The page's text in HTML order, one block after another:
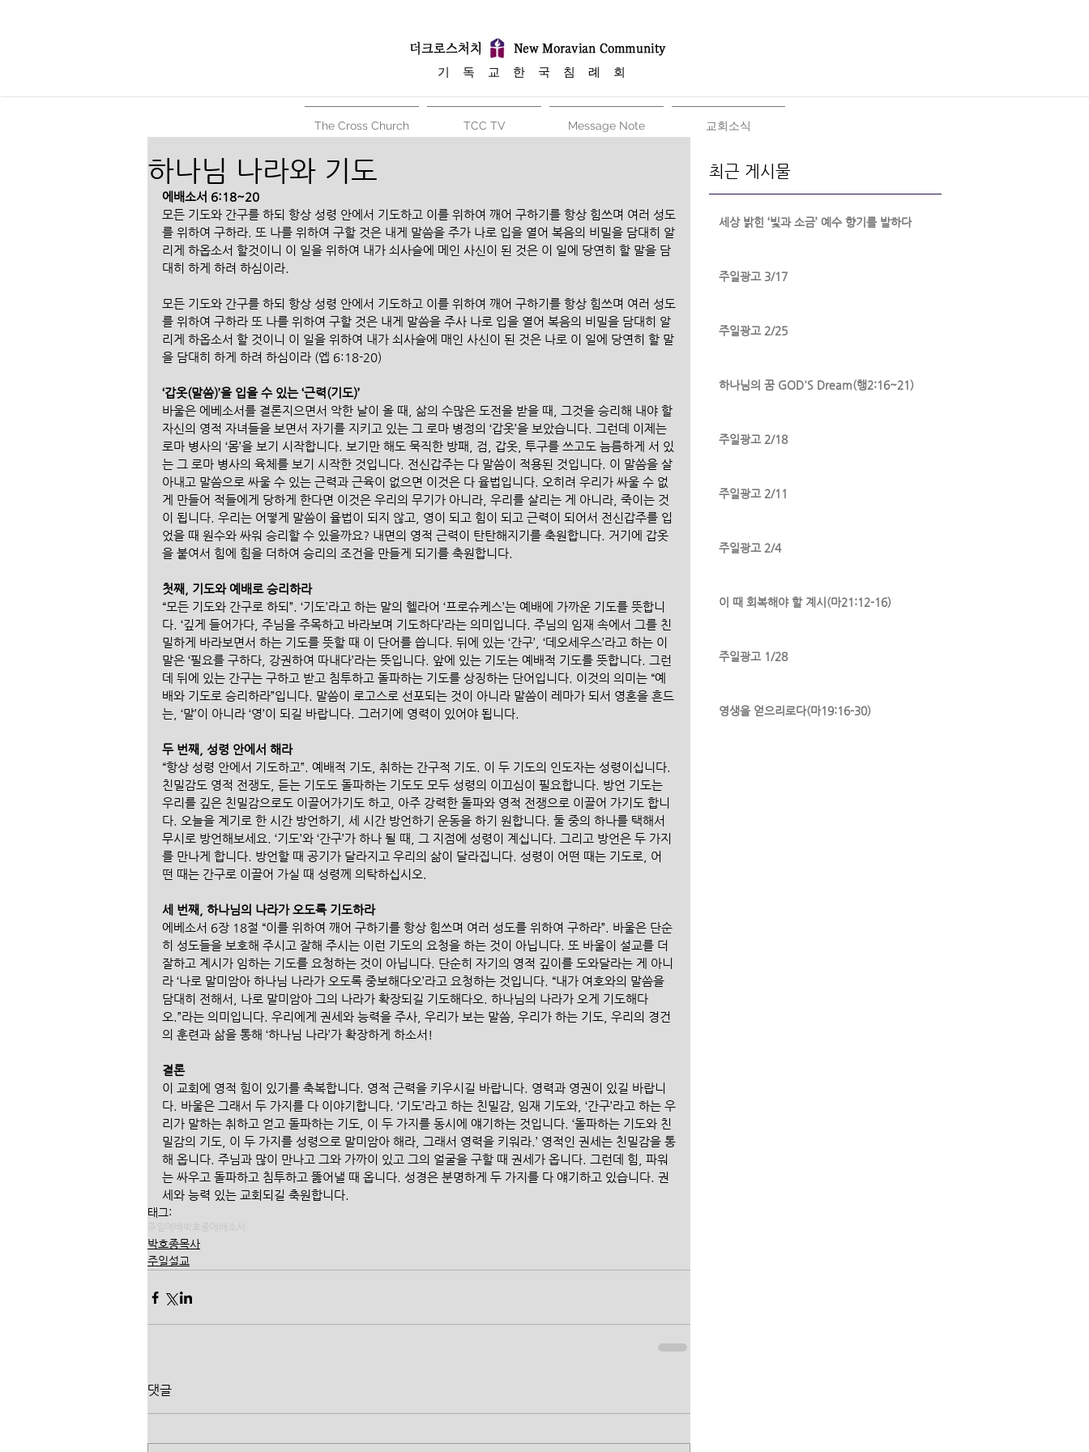
​기 독 교 한 국 침 례 회
The Cross Church TCC TV Message Note 교회소식
하나님 나라와 기도
에배소서 6:18~20
모든 기도와 간구를 하되 항상 성령 안에서 기도하고 이를 위하여 깨어 구하기를 항상 힘쓰며 여러 성도
를 위하여 구하라. 또 나를 위하여 구할 것은 내게 말씀을 주가 나로 입을 열어 복음의 비밀을 담대히 알
리게 하옵소서 할것이니 이 일을 위하여 내가 쇠사슬에 메인 사신이 된 것은 이 일에 당연히 할 말을 담
대히 하게 하려 하심이라.
모든 기도와 간구를 하되 항상 성령 안에서 기도하고 이를 위하여 깨어 구하기를 항상 힘쓰며 여러 성도
를 위하여 구하라 또 나를 위하여 구할 것은 내게 말씀을 주사 나로 입을 열어 복음의 비밀을 담대히 알
리게 하옵소서 할 것이니 이 일을 위하여 내가 쇠사슬에 매인 사신이 된 것은 나로 이 일에 당연히 할 말
을 담대히 하게 하려 하심이라 (엡 6:18-20)
‘갑옷(말씀)’을 입을 수 있는 ‘근력(기도)’
바울은 에베소서를 결론지으면서 악한 날이 올 때, 삶의 수많은 도전을 받을 때, 그것을 승리해 내야 할
자신의 영적 자녀들을 보면서 자기를 지키고 있는 그 로마 병정의 ‘갑옷’을 보았습니다. 그런데 이제는
로마 병사의 ‘몸’을 보기 시작합니다. 보기만 해도 묵직한 방패, 검, 갑옷, 투구를 쓰고도 늠름하게 서 있
는 그 로마 병사의 육체를 보기 시작한 것입니다. 전신갑주는 다 말씀이 적용된 것입니다. 이 말씀을 살
아내고 말씀으로 싸울 수 있는 근력과 근육이 없으면 이것은 다 율법입니다. 오히려 우리가 싸울 수 없
게 만들어 적들에게 당하게 한다면 이것은 우리의 무기가 아니라, 우리를 살리는 게 아니라, 죽이는 것
이 됩니다. 우리는 어떻게 말씀이 율법이 되지 않고, 영이 되고 힘이 되고 근력이 되어서 전신갑주를 입
었을 때 원수와 싸워 승리할 수 있을까요? 내면의 영적 근력이 탄탄해지기를 축원합니다. 거기에 갑옷
을 붙여서 힘에 힘을 더하여 승리의 조건을 만들게 되기를 축원합니다.
첫째, 기도와 예배로 승리하라
“모든 기도와 간구로 하되”. ‘기도’라고 하는 말의 헬라어 ‘프로슈케스’는 예배에 가까운 기도를 뜻합니
다. ‘깊게 들어가다, 주님을 주목하고 바라보며 기도하다’라는 의미입니다. 주님의 임재 속에서 그를 친
밀하게 바라보면서 하는 기도를 뜻할 때 이 단어를 씁니다. 뒤에 있는 ‘간구’, ‘데오세우스’라고 하는 이
말은 ‘필요를 구하다, 강권하여 따내다’라는 뜻입니다. 앞에 있는 기도는 예배적 기도를 뜻합니다. 그런
데 뒤에 있는 간구는 구하고 받고 침투하고 돌파하는 기도를 상징하는 단어입니다. 이것의 의미는 “예
배와 기도로 승리하라”입니다. 말씀이 로고스로 선포되는 것이 아니라 말씀이 레마가 되서 영혼을 흔드
는, ‘말’이 아니라 ‘영’이 되길 바랍니다. 그러기에 영력이 있어야 됩니다.
두 번째, 성령 안에서 해라
“항상 성령 안에서 기도하고”. 예배적 기도, 취하는 간구적 기도. 이 두 기도의 인도자는 성령이십니다.
친밀감도 영적 전쟁도, 듣는 기도도 돌파하는 기도도 모두 성령의 이끄심이 필요합니다. 방언 기도는
우리를 깊은 친밀감으로도 이끌어가기도 하고, 아주 강력한 돌파와 영적 전쟁으로 이끌어 가기도 합니
다. 오늘을 계기로 한 시간 방언하기, 세 시간 방언하기 운동을 하기 원합니다. 둘 중의 하나를 택해서
무시로 방언해보세요. ‘기도’와 ‘간구’가 하나 될 때, 그 지점에 성령이 계십니다. 그리고 방언은 두 가지
를 만나게 합니다. 방언할 때 공기가 달라지고 우리의 삶이 달라집니다. 성령이 어떤 때는 기도로, 어
떤 때는 간구로 이끌어 가실 때 성령께 의탁하십시오.
세 번째, 하나님의 나라가 오도록 기도하라
에베소서 6장 18절 “이를 위하여 깨어 구하기를 항상 힘쓰며 여러 성도를 위하여 구하라”. 바울은 단순
히 성도들을 보호해 주시고 잘해 주시는 이런 기도의 요청을 하는 것이 아닙니다. 또 바울이 설교를 더
잘하고 계시가 임하는 기도를 요청하는 것이 아닙니다. 단순히 자기의 영적 깊이를 도와달라는 게 아니
라 ‘나로 말미암아 하나님 나라가 오도록 중보해다오’라고 요청하는 것입니다. “내가 여호와의 말씀을
담대히 전해서, 나로 말미암아 그의 나라가 확장되길 기도해다오. 하나님의 나라가 오게 기도해다
오.”라는 의미입니다. 우리에게 권세와 능력을 주사, 우리가 보는 말씀, 우리가 하는 기도, 우리의 경건
의 훈련과 삶을 통해 ‘하나님 나라’가 확장하게 하소서!
결론
이 교회에 영적 힘이 있기를 축복합니다. 영적 근력을 키우시길 바랍니다. 영력과 영권이 있길 바랍니
다. 바울은 그래서 두 가지를 다 이야기합니다. ‘기도’라고 하는 친밀감, 임재 기도와, ‘간구’라고 하는 우
리가 말하는 취하고 얻고 돌파하는 기도, 이 두 가지를 동시에 얘기하는 것입니다. ‘돌파하는 기도와 친
밀감의 기도, 이 두 가지를 성령으로 말미암아 해라, 그래서 영력을 키워라.’ 영적인 권세는 친밀감을 통
해 옵니다. 주님과 많이 만나고 그와 가까이 있고 그의 얼굴을 구할 때 권세가 옵니다. 그런데 힘, 파워
는 싸우고 돌파하고 침투하고 뚫어낼 때 옵니다. 성경은 분명하게 두 가지를 다 얘기하고 있습니다. 권
세와 능력 있는 교회되길 축원합니다.
태그:
박호종목사
주일설교
댓글
최근 게시물
세상 밝힌 ‘빛과 소금’ 예수 향기를 발하다
주일광고 3/17
주일광고 2/25
하나님의 꿈 GOD'S Dream(행2:16~21)
주일광고 2/18
주일광고 2/11
주일광고 2/4
이 때 회복해야 할 계시(마21:12-16)
주일광고 1/28
영생을 얻으리로다(마19:16-30)